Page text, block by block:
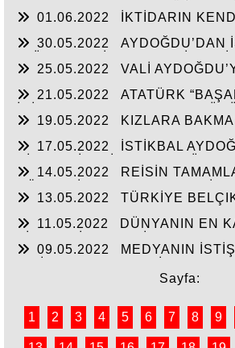
CHP FİİLEN YAŞATTI!!!
01.06.2022
İKTİDARIN
SÖZLERİN TUTULMASINDA!!!
30.05.2022
AYDOĞDU’DAN
HAMMADELERE SAHİBİZ!
25.05.2022
VALİ
ÇALMAKTIR!!!
21.05.2022
ATATÜRK
BİRİNE UYGUN OLMALI”
19.05.2022
KIZLARA
TARİH ÖĞRETİLEN GENÇLİK!!!
17.05.2022
İSTİKBAL
YATIRIMI ALMASINDA!!!
14.05.2022
REİSİN
ÇEVİRTECEK ÇEYİZİ
13.05.2022
TÜRKİYE
ÇEVİRMESİNİ ENGELLESİN!!!
11.05.2022
DÜNYANIN EN
KURTULMANINDA REÇETESİ!
09.05.2022
MEDYANIN
YAKIN İŞSİZE İŞ BAŞARISI!!
Sayfa:
1 2 3 4 5 6 7 8 9